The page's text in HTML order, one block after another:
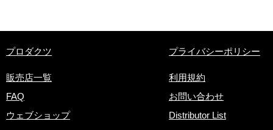
​プロダクツ
販売店一覧
FAQ
ウェブショップ
プライバシーポリシー
利用規約
お問い合わせ
Distributor List